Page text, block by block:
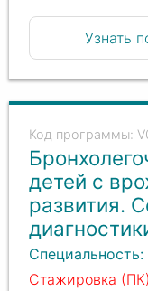
Узнать
детей с
развития.
Специальность:
Стажировка (ПК)